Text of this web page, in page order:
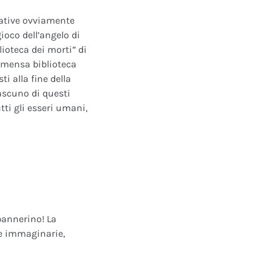
ovviamente
dell’angelo di
dei morti” di
biblioteca
alla fine della
di questi
gli esseri umani,
La
immaginarie,